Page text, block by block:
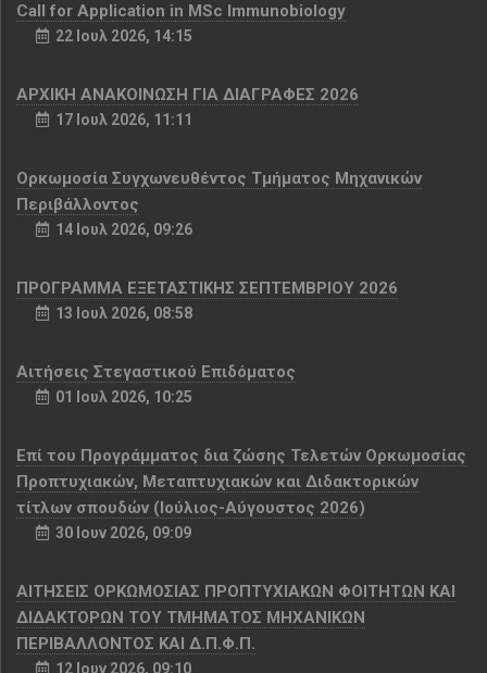
Call for Application in MSc Immunobiology
22 Ιουλ 2026, 14:15
ΑΡΧΙΚΗ ΑΝΑΚΟΙΝΩΣΗ ΓΙΑ ΔΙΑΓΡΑΦΕΣ 2026
17 Ιουλ 2026, 11:11
Ορκωμοσία Συγχωνευθέντος Τμήματος Μηχανικών
Περιβάλλοντος
14 Ιουλ 2026, 09:26
ΠΡΟΓΡΑΜΜΑ ΕΞΕΤΑΣΤΙΚΗΣ ΣΕΠΤΕΜΒΡΙΟΥ 2026
13 Ιουλ 2026, 08:58
Αιτήσεις Στεγαστικού Επιδόματος
01 Ιουλ 2026, 10:25
Επί του Προγράμματος δια ζώσης Τελετών Ορκωμοσίας
Προπτυχιακών, Μεταπτυχιακών και Διδακτορικών
τίτλων σπουδών (Ιούλιος-Αύγουστος 2026)
30 Ιουν 2026, 09:09
ΑΙΤΗΣΕΙΣ ΟΡΚΩΜΟΣΙΑΣ ΠΡΟΠΤΥΧΙΑΚΩΝ ΦΟΙΤΗΤΩΝ ΚΑΙ
ΔΙΔΑΚΤΟΡΩΝ ΤΟΥ ΤΜΗΜΑΤΟΣ ΜΗΧΑΝΙΚΩΝ
ΠΕΡΙΒΑΛΛΟΝΤΟΣ ΚΑΙ Δ.Π.Φ.Π.
12 Ιουν 2026, 09:10